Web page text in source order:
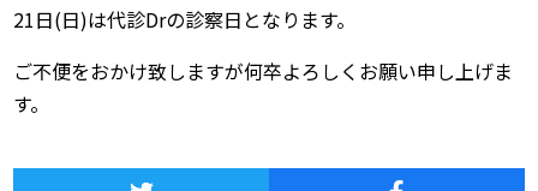
21日(日)は代診Drの診察日となります。
ご不便をおかけ致しますが何卒よろしくお願い申し上げま
す。